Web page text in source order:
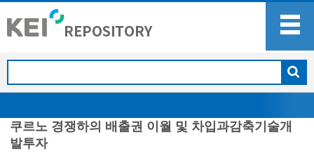
쿠르노 경쟁하의 배출권 이월 및 차입과감축기술개
발투자